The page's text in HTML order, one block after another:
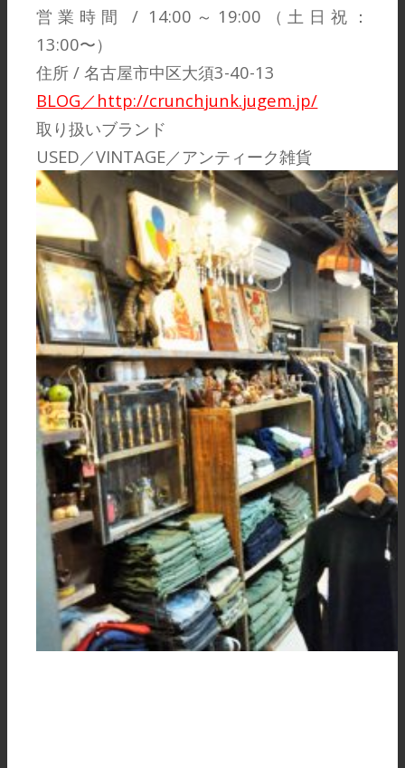
営業時間 / 14:00～19:00（土日祝：
13:00〜）
住所 / 名古屋市中区大須3-40-13
BLOG／http://crunchjunk.jugem.jp/
取り扱いブランド
USED／VINTAGE／アンティーク雑貨